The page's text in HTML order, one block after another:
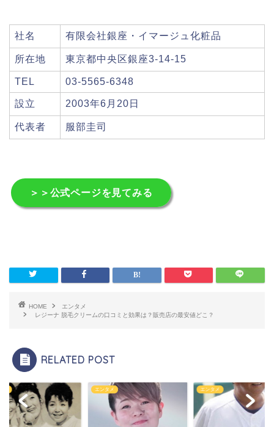
社名 有限会社銀座・イマージュ化粧品
所在地 東京都中央区銀座3-14-15
TEL 03-5565-6348
設立 2003年6月20日
代表者 服部圭司
＞＞公式ページを見てみる
HOME
エンタメ
レジーナ 脱毛クリームの口コミと効果は？販売店の最安値どこ？
RELATED POST
エンタメ エンタメ